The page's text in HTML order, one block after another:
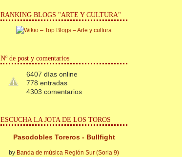
RANKING BLOGS "ARTE Y CULTURA"
Nº de post y comentarios
6407 días online
778 entradas
4303 comentarios
ESCUCHA LA JOTA DE LOS TOROS
Pasodobles Toreros - Bullfight
by Banda de música Región Sur (Soria 9)